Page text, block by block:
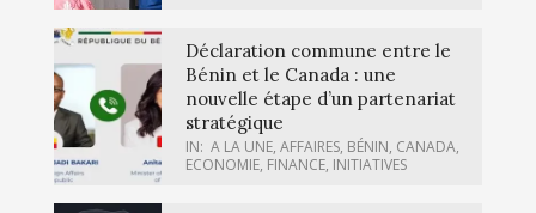
Déclaration commune entre le
Bénin et le Canada : une
nouvelle étape d’un partenariat
stratégique
IN: A LA UNE, AFFAIRES, BÉNIN, CANADA,
ECONOMIE, FINANCE, INITIATIVES